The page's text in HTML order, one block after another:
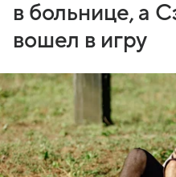
в больнице, а
вошел в игру